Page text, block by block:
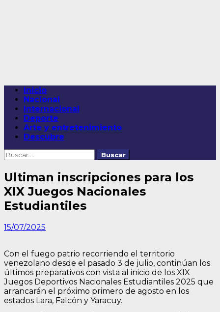
Menú
principal
Inicio
Nacional
Internacional
Deporte
Arte y entretenimiento
Descubre
Buscar:
Ultiman inscripciones para los
XIX Juegos Nacionales
Estudiantiles
15/07/2025
Con el fuego patrio recorriendo el territorio
venezolano desde el pasado 3 de julio, continúan los
últimos preparativos con vista al inicio de los XIX
Juegos Deportivos Nacionales Estudiantiles 2025 que
arrancarán el próximo primero de agosto en los
estados Lara, Falcón y Yaracuy.